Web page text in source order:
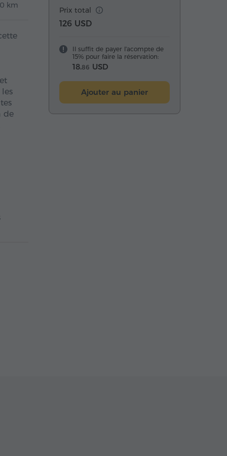
km
de
Prix total
126 USD
Il suffit de payer l'acompte de
15% pour faire la réservation:
18.86 USD
Ajouter au panier